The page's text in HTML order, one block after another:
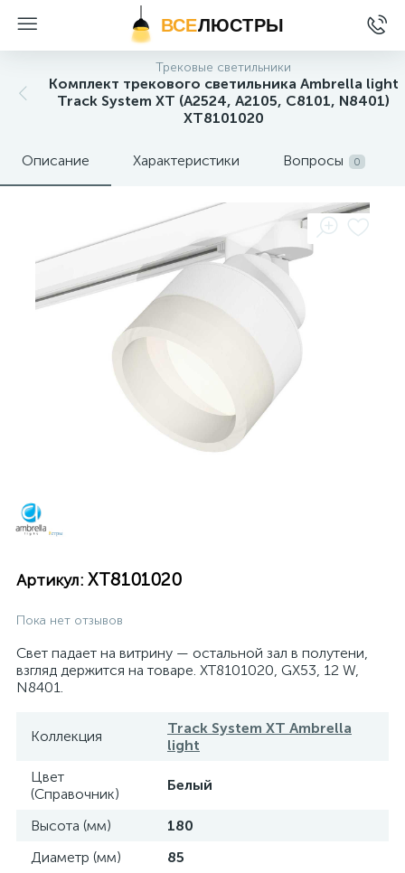
ВСЕЛЮСТРЫ
Трековые светильники
Комплект трекового светильника Ambrella light
Track System XT (A2524, A2105, C8101, N8401)
XT8101020
Описание Характеристики Вопросы 0
Артикул: XT8101020
Пока нет отзывов
Свет падает на витрину — остальной зал в полутени,
взгляд держится на товаре. XT8101020, GX53, 12 W,
N8401.
Коллекция
Track System XT Ambrella
light
Цвет
(Справочник)
Белый
Высота (мм)
180
Диаметр (мм)
85